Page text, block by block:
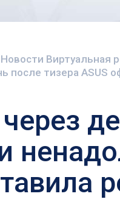
Новости Виртуальная
после тизера ASUS